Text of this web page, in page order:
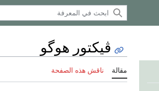
ڤيكتور هوگو
مقالة ناقش هذه الصفحة